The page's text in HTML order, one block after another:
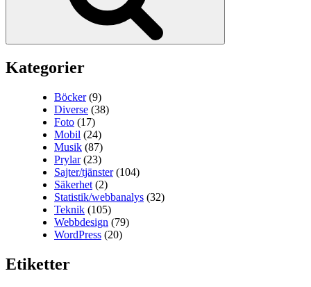
Kategorier
Böcker(9)
Diverse (38)
Foto (17)
Mobil (24)
Musik (87)
Prylar(23)
Sajter/tjänster(104)
Säkerhet (2)
Statistik/webbanalys (32)
Teknik (105)
Webbdesign (79)
WordPress (20)
Etiketter